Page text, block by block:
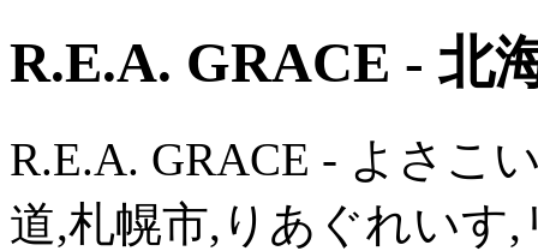
R.E.A. GRACE - 北
R.E.A. GRACE - よさこ
道,札幌市,りあぐれいす